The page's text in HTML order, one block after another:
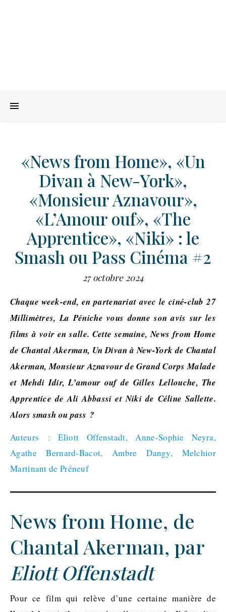
«News from Home», «Un
Divan à New-York»,
«Monsieur Aznavour»,
«L’Amour ouf», «The
Apprentice», «Niki» : le
Smash ou Pass Cinéma #2
27 octobre 2024
Chaque week-end, en partenariat avec le ciné-club 27
Millimètres, La Péniche vous donne son avis sur les
films à voir en salle. Cette semaine, News from Home
de Chantal Akerman, Un Divan à New-York de Chantal
Akerman, Monsieur Aznavour de Grand Corps Malade
et Mehdi Idir, L’amour ouf de Gilles Lellouche, The
Apprentice de Ali Abbassi et Niki de Céline Sallette.
Alors smash ou pass ?
Auteurs : Eliott Offenstadt, Anne-Sophie Neyra,
Agathe Bernard-Bacot, Ambre Dangy, Melchior
Martinant de Préneuf
News from Home, de
Chantal Akerman, par
Eliott Offenstadt
Pour ce film qui relève d’une certaine manière de